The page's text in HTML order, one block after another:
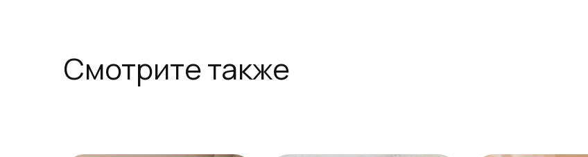
Смотрите также